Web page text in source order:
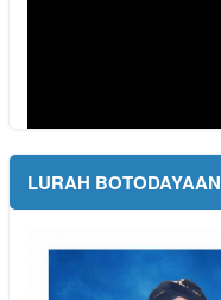
LURAH BOTODAYAAN